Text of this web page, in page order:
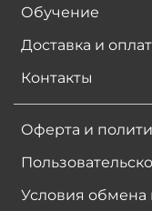
Обучение
Доставка и
Контакты
Оферта и
Условия обмена